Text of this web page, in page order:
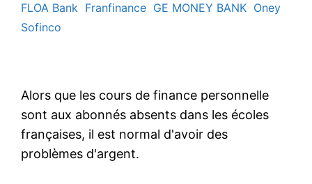
FLOA Bank Franfinance GE MONEY BANK Oney
Sofinco
Alors que les cours de finance personnelle
sont aux abonnés absents dans les écoles
françaises, il est normal d'avoir des
problèmes d'argent.